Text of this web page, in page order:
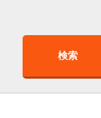
走行距離少
プレミアム車両
検索